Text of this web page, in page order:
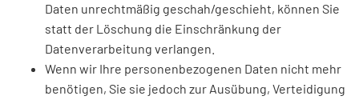
Daten unrechtmäßig geschah/geschieht, können Sie
statt der Löschung die Einschränkung der
Datenverarbeitung verlangen.
Wenn wir Ihre personenbezogenen Daten nicht mehr
benötigen, Sie sie jedoch zur Ausübung, Verteidigung